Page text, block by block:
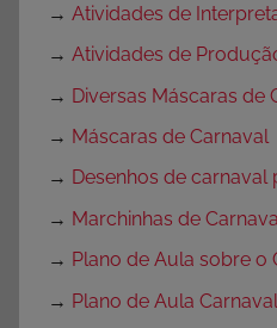
→ Atividades de
→ Atividades de
→ Diversas Máscaras de
→ Máscaras de Carnaval
→ Desenhos de carnaval
→ Marchinhas de
→ Plano de Aula sobre o
→ Plano de Aula Carnaval